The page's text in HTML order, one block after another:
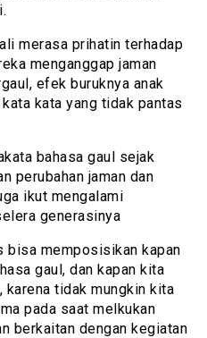
merasa prihatin terhadap
menganggap jaman
efek buruknya anak
kata yang tidak pantas
bahasa gaul sejak
perubahan jaman dan
ikut mengalami
generasinya
bisa memposisikan kapan
gaul, dan kapan kita
karena tidak mungkin kita
pada saat melkukan
berkaitan dengan kegiatan